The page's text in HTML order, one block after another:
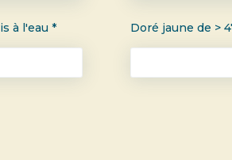
à l'eau * Doré jaune de >